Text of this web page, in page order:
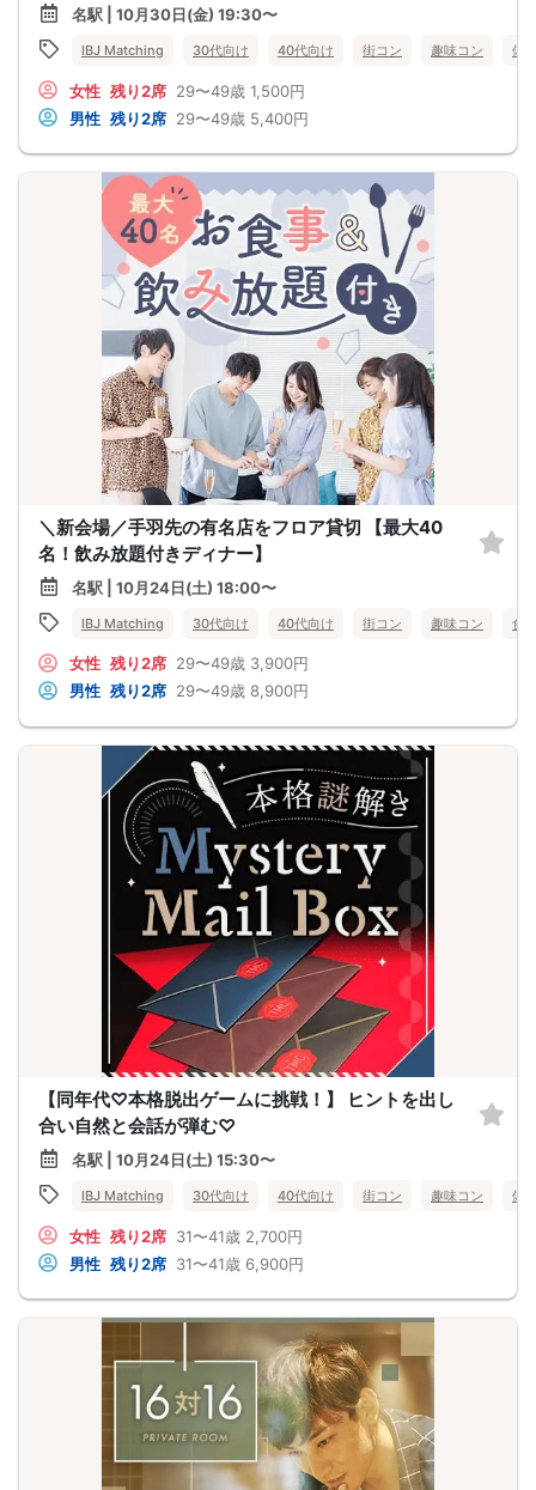
名駅 | 10月30日(金) 19:30〜
IBJ Matching 30代向け 40代向け 街コン 趣味コン 体
女性 残り2席 29〜49歳 1,500円
男性 残り2席 29〜49歳 5,400円
＼新会場／手羽先の有名店をフロア貸切 【最大40
名！飲み放題付きディナー】
名駅 | 10月24日(土) 18:00〜
IBJ Matching 30代向け 40代向け 街コン 趣味コン 食
女性 残り2席 29〜49歳 3,900円
男性 残り2席 29〜49歳 8,900円
【同年代♡本格脱出ゲームに挑戦！】 ヒントを出し
合い自然と会話が弾む♡
名駅 | 10月24日(土) 15:30〜
IBJ Matching 30代向け 40代向け 街コン 趣味コン 体
女性 残り2席 31〜41歳 2,700円
男性 残り2席 31〜41歳 6,900円